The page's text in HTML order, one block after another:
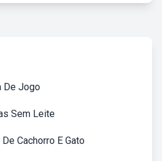
De Jogo
Sem Leite
Cachorro E Gato